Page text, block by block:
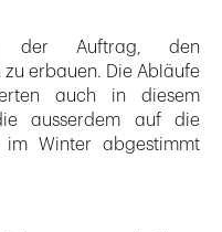
der Auftrag, den
zu erbauen. Die Abläufe
auch in diesem
ausserdem auf die
im Winter abgestimmt